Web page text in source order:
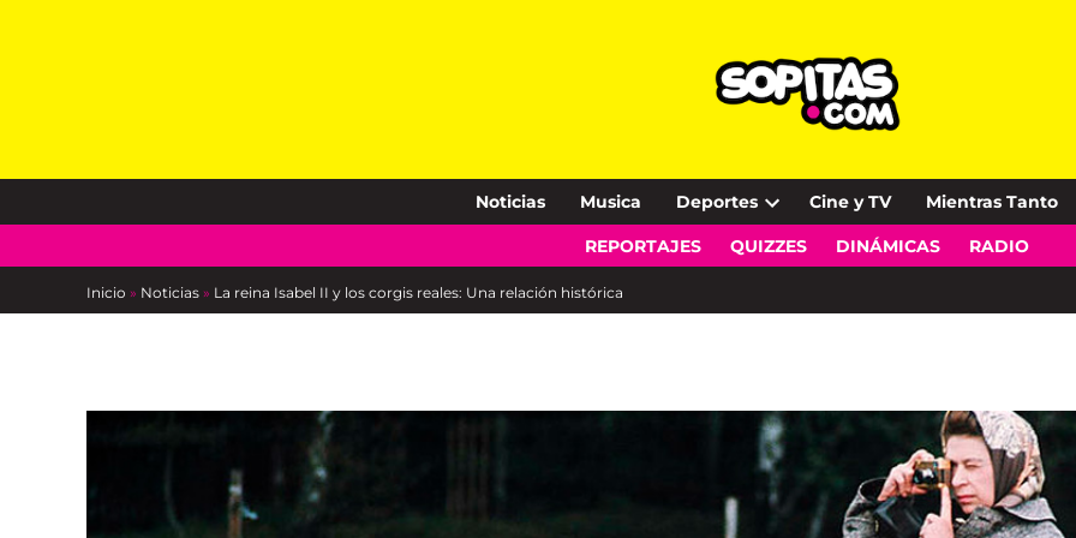
Noticias Musica Deportes
Open
dropdown
Cine y TV Mientras Tanto
REPORTAJES QUIZZES DINÁMICAS RADIO
Inicio » Noticias » La reina Isabel II y los corgis reales: Una relación histórica